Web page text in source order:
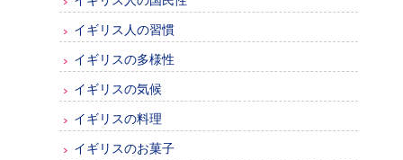
イギリス人の習慣
イギリスの多様性
イギリスの気候
イギリスの料理
イギリスのお菓子